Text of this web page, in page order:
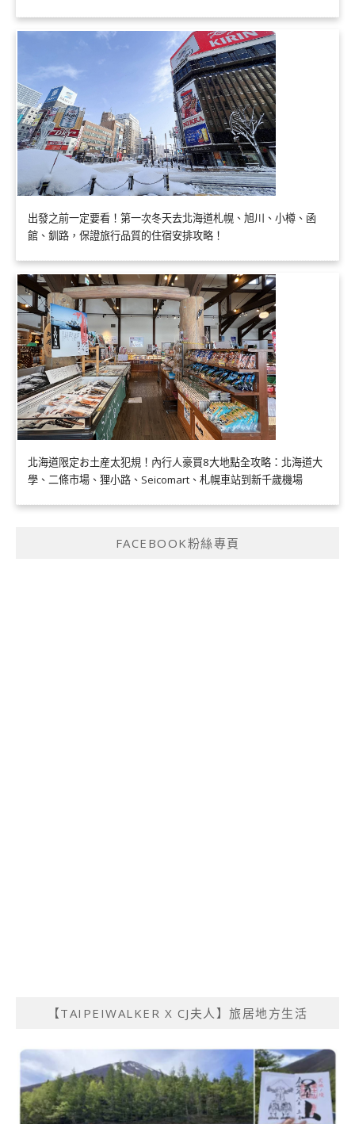
出發之前一定要看！第一次冬天去北海道札幌、旭川、小樽、函
館、釧路，保證旅行品質的住宿安排攻略！
北海道限定お土産太犯規！內行人豪買8大地點全攻略：北海道大
學、二條市場、狸小路、Seicomart、札幌車站到新千歲機場
FACEBOOK粉絲專頁
【TAIPEIWALKER X CJ夫人】旅居地方生活